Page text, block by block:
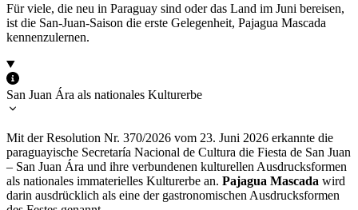
Für viele, die neu in Paraguay sind oder das Land im Juni bereisen,
ist die San-Juan-Saison die erste Gelegenheit, Pajagua Mascada
kennenzulernen.
San Juan Ára als nationales Kulturerbe
Mit der Resolution Nr. 370/2026 vom 23. Juni 2026 erkannte die
paraguayische Secretaría Nacional de Cultura die Fiesta de San Juan
– San Juan Ára und ihre verbundenen kulturellen Ausdrucksformen
als nationales immaterielles Kulturerbe an. Pajagua Mascada wird
darin ausdrücklich als eine der gastronomischen Ausdrucksformen